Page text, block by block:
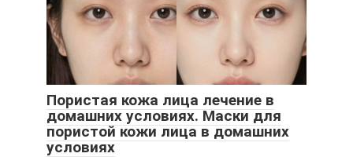
Пористая кожа лица лечение в
домашних условиях. Маски для
пористой кожи лица в домашних
условиях